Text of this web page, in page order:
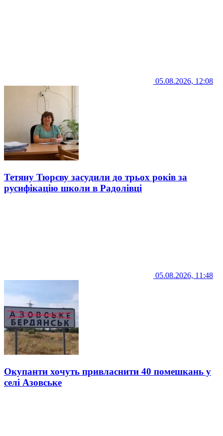
05.08.2026, 12:08
Тетяну Тюрєву засудили до трьох років за
русифікацію школи в Радолівці
05.08.2026, 11:48
Окупанти хочуть привласнити 40 помешкань у
селі Азовське